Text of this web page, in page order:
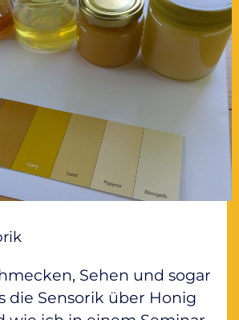
Sehen und sogar
die Sensorik über Honig